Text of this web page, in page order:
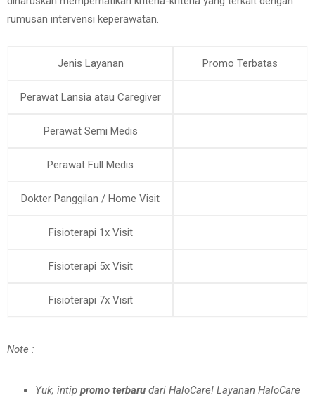
rumusan intervensi keperawatan.
Jenis Layanan Promo Terbatas
Perawat Lansia atau Caregiver
Perawat Semi Medis
Perawat Full Medis
Dokter Panggilan / Home Visit
Fisioterapi 1x Visit
Fisioterapi 5x Visit
Fisioterapi 7x Visit
Note :
Yuk, intip promo terbaru dari HaloCare! Layanan HaloCare